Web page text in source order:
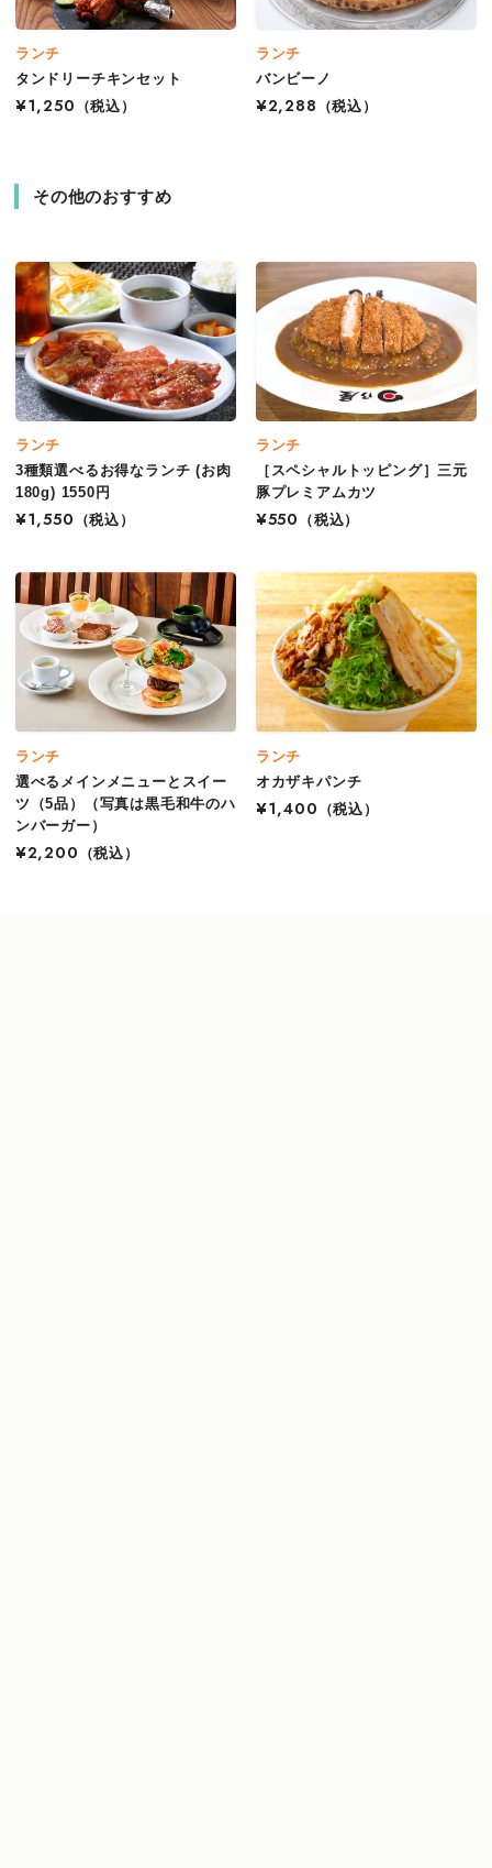
ランチ
タンドリーチキンセット
¥1,250
（税込）
ランチ
バンビーノ
¥2,288
（税込）
その他のおすすめ
ランチ
3種類選べるお得なランチ (お肉
180g) 1550円
¥1,550
（税込）
ランチ
［スペシャルトッピング］三元
豚プレミアムカツ
¥550
（税込）
ランチ
選べるメインメニューとスイー
ツ（5品）（写真は黒毛和牛のハ
ンバーガー）
¥2,200
（税込）
ランチ
オカザキパンチ
¥1,400
（税込）